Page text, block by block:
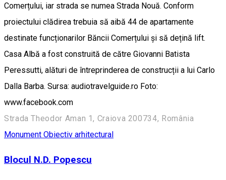
Comerțului, iar strada se numea Strada Nouă. Conform
proiectului clădirea trebuia să aibă 44 de apartamente
destinate funcționarilor Băncii Comerțului și să dețină lift.
Casa Albă a fost construită de către Giovanni Batista
Peressutti, alături de întreprinderea de construcții a lui Carlo
Dalla Barba. Sursa: audiotravelguide.ro Foto:
www.facebook.com
Strada Theodor Aman 1, Craiova 200734, România
Monument Obiectiv arhitectural
Blocul N.D. Popescu